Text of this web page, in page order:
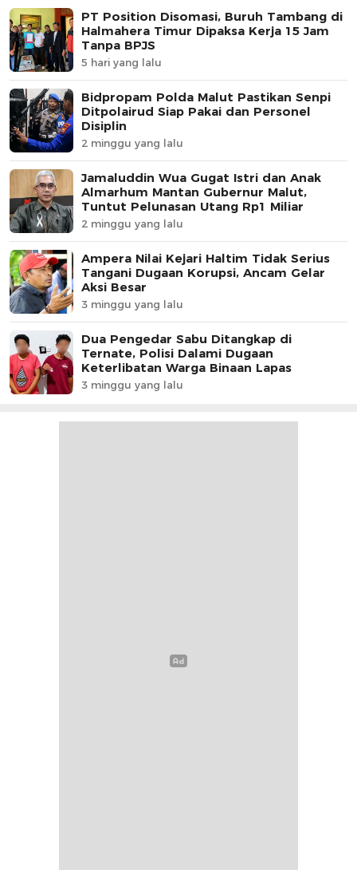
PT Position Disomasi, Buruh Tambang di
Halmahera Timur Dipaksa Kerja 15 Jam
Tanpa BPJS
5 hari yang lalu
Bidpropam Polda Malut Pastikan Senpi
Ditpolairud Siap Pakai dan Personel
Disiplin
2 minggu yang lalu
Jamaluddin Wua Gugat Istri dan Anak
Almarhum Mantan Gubernur Malut,
Tuntut Pelunasan Utang Rp1 Miliar
2 minggu yang lalu
Ampera Nilai Kejari Haltim Tidak Serius
Tangani Dugaan Korupsi, Ancam Gelar
Aksi Besar
3 minggu yang lalu
Dua Pengedar Sabu Ditangkap di
Ternate, Polisi Dalami Dugaan
Keterlibatan Warga Binaan Lapas
3 minggu yang lalu